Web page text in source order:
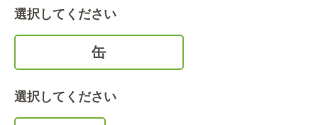
選択してください
缶
選択してください